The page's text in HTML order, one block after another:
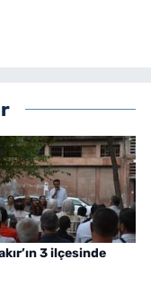
3 ilçesinde